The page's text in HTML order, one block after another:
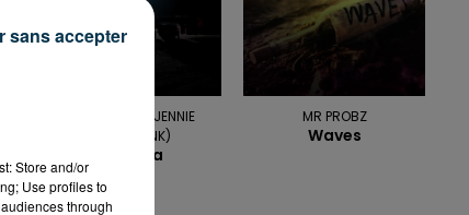
TAME IMPALA, JENNIE
(BLACKPINK)
Dracula
MR PROBZ
Waves
Store and/or
Use profiles to
through
sans accepter